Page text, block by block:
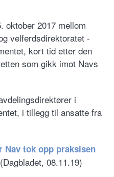
oktober 2017 mellom
velferdsdirektoratet -
kort tid etter den
som gikk imot Navs
i
i tillegg til ansatte fra
Nav tok opp praksisen
(Dagbladet, 08.11.19)